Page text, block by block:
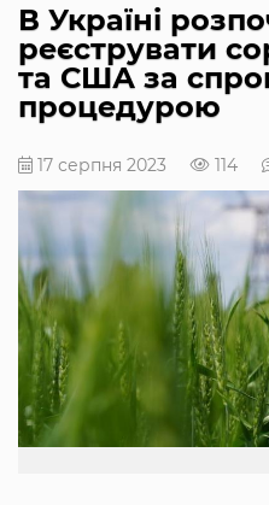
В Україні
реєструвати
та США за
процедурою
17 серпня 2023 114